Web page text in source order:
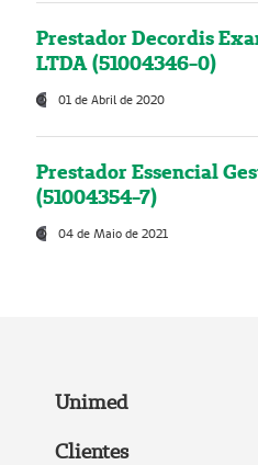
Prestador Decordis
LTDA (51004346-0)
01 de Abril de 2020
Prestador Essencial
(51004354-7)
04 de Maio de 2021
Unimed
Clientes